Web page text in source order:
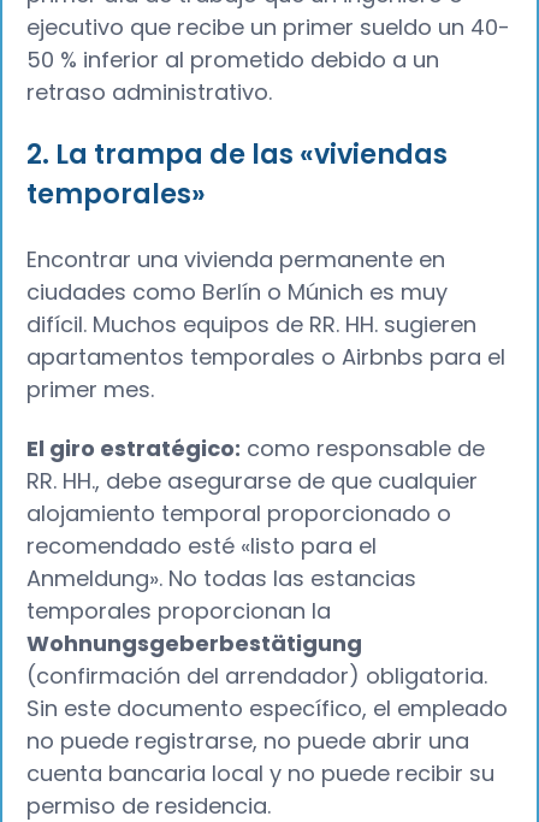
ejecutivo que recibe un primer sueldo un 40-
50 % inferior al prometido debido a un
retraso administrativo.
2. La trampa de las «viviendas
temporales»
Encontrar una vivienda permanente en
ciudades como Berlín o Múnich es muy
difícil. Muchos equipos de RR. HH. sugieren
apartamentos temporales o Airbnbs para el
primer mes.
El giro estratégico: como responsable de
RR. HH., debe asegurarse de que cualquier
alojamiento temporal proporcionado o
recomendado esté «listo para el
Anmeldung». No todas las estancias
temporales proporcionan la
Wohnungsgeberbestätigung
(confirmación del arrendador) obligatoria.
Sin este documento específico, el empleado
no puede registrarse, no puede abrir una
cuenta bancaria local y no puede recibir su
permiso de residencia.